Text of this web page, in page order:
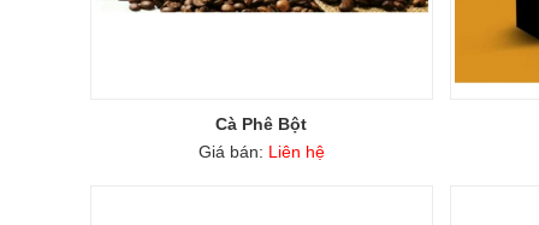
Cà Phê Bột
Giá bán: Liên hệ